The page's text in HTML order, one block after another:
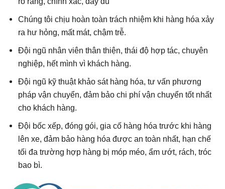
Chúng tôi chịu hoàn toàn trách nhiệm khi hàng hóa xảy
ra hư hỏng, mất mát, chậm trễ.
Đội ngũ nhân viên thân thiện, thái độ hợp tác, chuyên
nghiệp, hết mình vì khách hàng.
Đội ngũ kỹ thuật khảo sát hàng hóa, tư vấn phương
pháp vận chuyển, đảm bảo chi phí vận chuyển tốt nhất
cho khách hàng.
Đội bốc xếp, đóng gói, gia cố hàng hóa trước khi hàng
lên xe, đảm bảo hàng hóa được an toàn nhất, hạn chế
tối đa trường hợp hàng bị móp méo, ẩm ướt, rách, tróc
bao bì.